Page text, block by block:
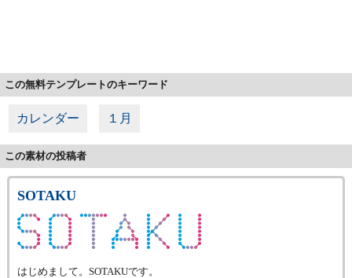
この無料テンプレートのキーワード
カレンダー １月
この素材の投稿者
SOTAKU
はじめまして。SOTAKUです。